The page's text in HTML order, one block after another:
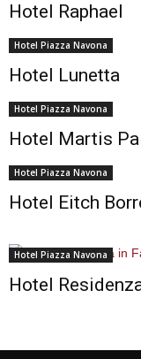
Hotel Raphael
Hotel Piazza Navona
Hotel Lunetta
Hotel Piazza Navona
Hotel Martis
Hotel Piazza Navona
Hotel Eitch
Hotel Piazza Navona
Hotel